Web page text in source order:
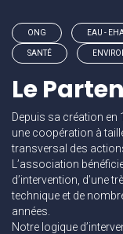
ONG EAU -
SANTÉ
Le
Depuis sa création en
une coopération à
transversal des
L’association
d’intervention, d’une
technique et de
années.
Notre logique